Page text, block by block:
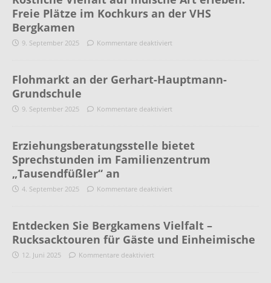
Freie Plätze im Kochkurs an der VHS
Bergkamen
9. September 2025 Kommentare deaktiviert
Flohmarkt an der Gerhart-Hauptmann-
Grundschule
9. September 2025 Kommentare deaktiviert
Erziehungsberatungsstelle bietet
Sprechstunden im Familienzentrum
„Tausendfüßler“ an
4. September 2025 Kommentare deaktiviert
Entdecken Sie Bergkamens Vielfalt –
Rucksacktouren für Gäste und Einheimische
12. Juni 2025 Kommentare deaktiviert